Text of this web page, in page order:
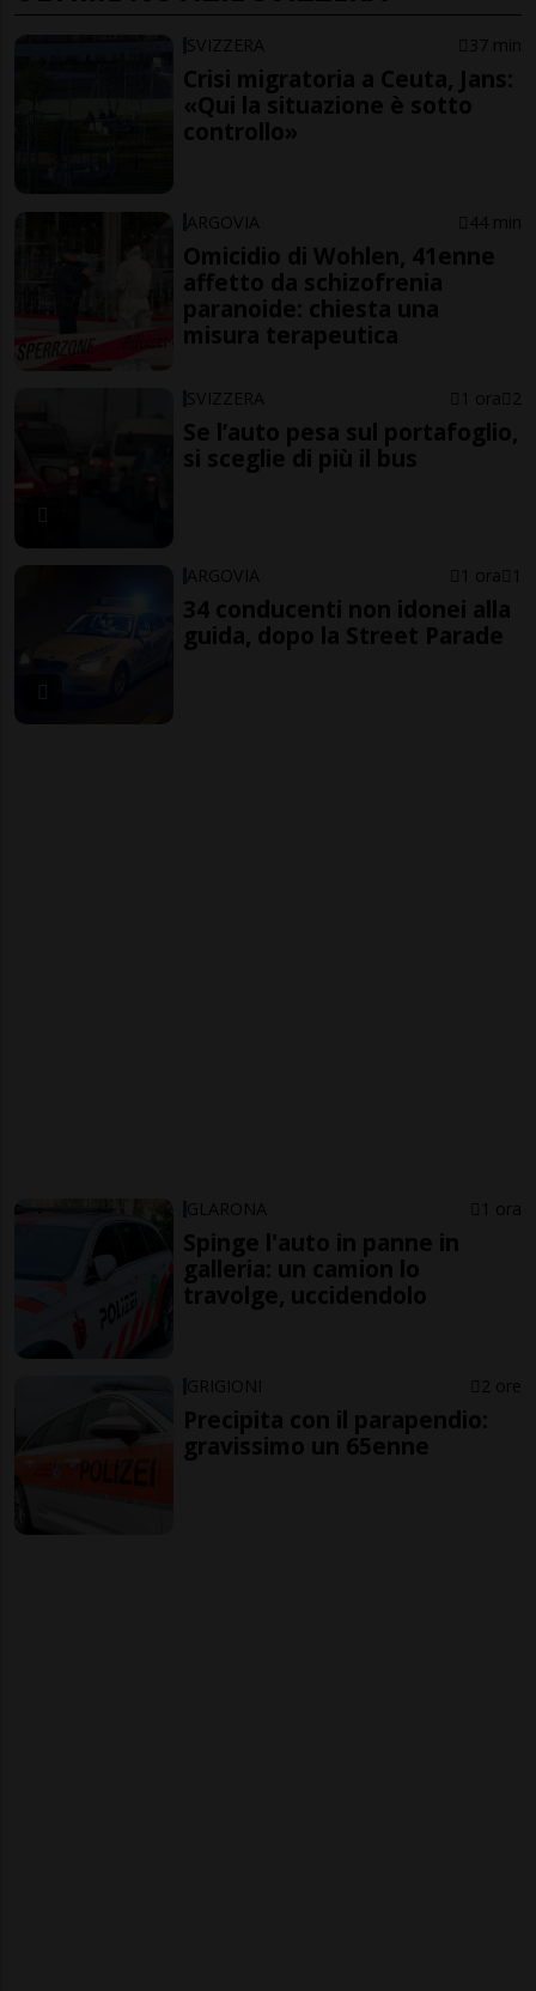
SVIZZERA 37 min
Crisi migratoria a Ceuta, Jans:
«Qui la situazione è sotto
controllo»
ARGOVIA 44 min
Omicidio di Wohlen, 41enne
affetto da schizofrenia
paranoide: chiesta una
misura terapeutica
SVIZZERA 1 ora 2
Se l’auto pesa sul portafoglio,
si sceglie di più il bus
ARGOVIA 1 ora 1
34 conducenti non idonei alla
guida, dopo la Street Parade
GLARONA 1 ora
Spinge l'auto in panne in
galleria: un camion lo
travolge, uccidendolo
GRIGIONI 2 ore
Precipita con il parapendio:
gravissimo un 65enne